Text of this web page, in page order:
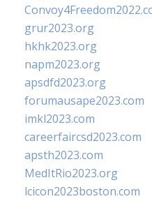
grur2023.org
hkhk2023.org
napm2023.org
apsdfd2023.org
forumausape2023.com
imkl2023.com
careerfaircsd2023.com
apsth2023.com
MedItRio2023.org
lcicon2023boston.com